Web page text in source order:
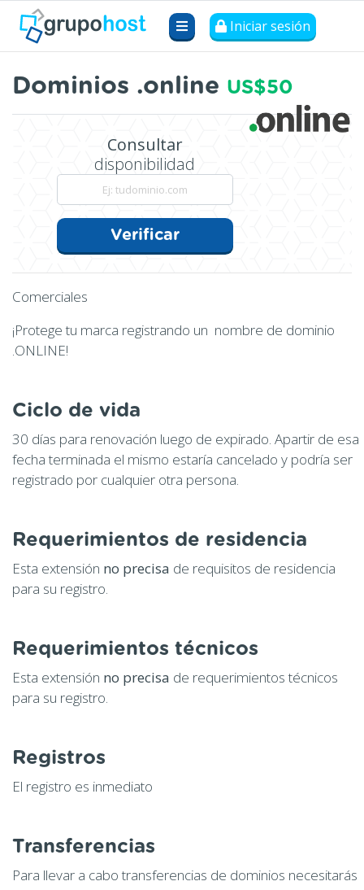
Iniciar sesión
Dominios .online US$50
Consultar
disponibilidad
Verificar
Comerciales
¡Protege tu marca registrando un nombre de dominio
.ONLINE!
Ciclo de vida
30 días para renovación luego de expirado. Apartir de esa
fecha terminada el mismo estaría cancelado y podría ser
registrado por cualquier otra persona.
Requerimientos de residencia
Esta extensión no precisa de requisitos de residencia
para su registro.
Requerimientos técnicos
Esta extensión no precisa de requerimientos técnicos
para su registro.
Registros
El registro es inmediato
Transferencias
Para llevar a cabo transferencias de dominios necesitarás